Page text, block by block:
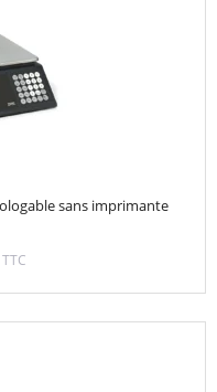
sans imprimante
TTC